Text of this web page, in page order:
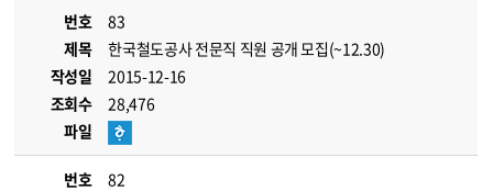
번호
83
제목
한국철도공사 전문직 직원 공개 모집(~12.30)
작성일
2015-12-16
조회수
28,476
파일
번호
82